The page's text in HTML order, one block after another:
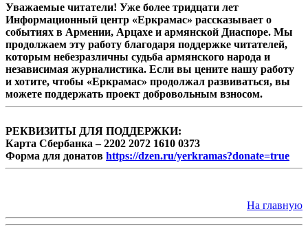
Уважаемые читатели! Уже более тридцати лет
Информационный центр «Еркрамас» рассказывает о
событиях в Армении, Арцахе и армянской Диаспоре. Мы
продолжаем эту работу благодаря поддержке читателей,
которым небезразличны судьба армянского народа и
независимая журналистика. Если вы цените нашу работу
и хотите, чтобы «Еркрамас» продолжал развиваться, вы
можете поддержать проект добровольным взносом.
РЕКВИЗИТЫ ДЛЯ ПОДДЕРЖКИ:
Карта Сбербанка – 2202 2072 1610 0373
Форма для донатов https://dzen.ru/yerkramas?donate=true
На главную